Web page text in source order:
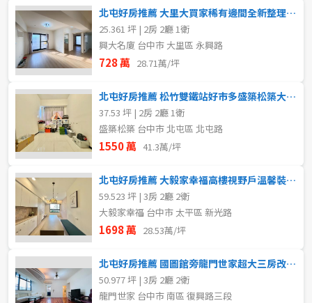
北屯好房推薦 大里大買家稀有邊間全新整理雙陽台精美兩房
25.361 坪 | 2房 2廳 1衛
興大名廈 台中市 大里區 永興路
728 萬 28.71萬/坪
北屯好房推薦 松竹雙鐵站好市多盛築松築大兩房平車
37.53 坪 | 2房 2廳 1衛
盛築松築 台中市 北屯區 北屯路
1550 萬 41.3萬/坪
北屯好房推薦 大毅家幸福高樓視野戶溫馨裝潢美三房雙平車
59.523 坪 | 3房 2廳 2衛
大毅家幸福 台中市 太平區 新光路
1698 萬 28.53萬/坪
北屯好房推薦 國圖館旁龍門世家超大三房改套聖品
50.977 坪 | 3房 2廳 2衛
龍門世家 台中市 南區 復興路三段